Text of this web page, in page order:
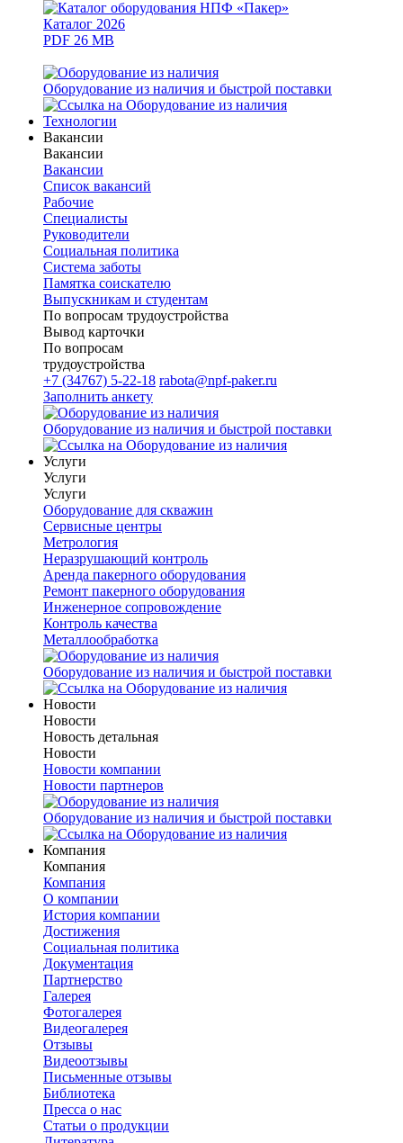
Каталог 2026
PDF 26 MB
Оборудование из наличия и быстрой поставки
Технологии
Вакансии
Вакансии
Вакансии
Список вакансий
Рабочие
Специалисты
Руководители
Cоциальная политика
Система заботы
Памятка соискателю
Выпускникам и студентам
По вопросам трудоустройства
Вывод карточки
По вопросам
трудоустройства
+7 (34767) 5-22-18 rabota@npf-paker.ru
Заполнить анкету
Оборудование из наличия и быстрой поставки
Услуги
Услуги
Услуги
Оборудование для скважин
Сервисные центры
Метрология
Неразрушающий контроль
Аренда пакерного оборудования
Ремонт пакерного оборудования
Инженерное сопровождение
Контроль качества
Металлообработка
Оборудование из наличия и быстрой поставки
Новости
Новости
Новость детальная
Новости
Новости компании
Новости партнеров
Оборудование из наличия и быстрой поставки
Компания
Компания
Компания
О компании
История компании
Достижения
Социальная политика
Документация
Партнерство
Галерея
Фотогалерея
Видеогалерея
Отзывы
Видеоотзывы
Письменные отзывы
Библиотека
Пресса о нас
Статьи о продукции